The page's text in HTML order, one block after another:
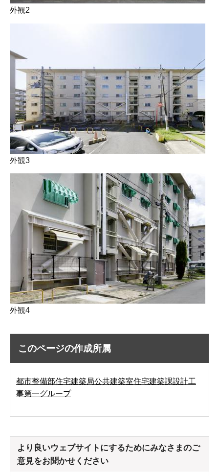
外観2
外観3
外観4
このページの作成所属
都市整備部住宅建築局公共建築室住宅建築課設計工
事第一グループ
より良いウェブサイトにするためにみなさまのご
意見をお聞かせください